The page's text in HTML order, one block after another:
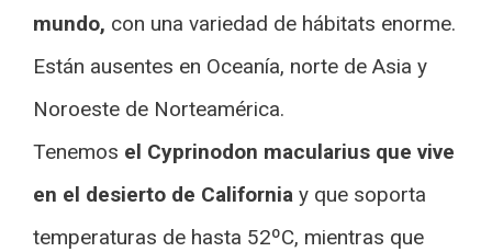
mundo, con una variedad de hábitats enorme.
Están ausentes en Oceanía, norte de Asia y
Noroeste de Norteamérica.
Tenemos el Cyprinodon macularius que vive
en el desierto de California y que soporta
temperaturas de hasta 52ºC, mientras que